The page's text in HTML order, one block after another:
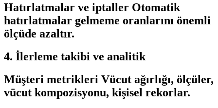
Hatırlatmalar ve iptaller Otomatik
hatırlatmalar gelmeme oranlarını önemli
ölçüde azaltır.
4. İlerleme takibi ve analitik
Müşteri metrikleri Vücut ağırlığı, ölçüler,
vücut kompozisyonu, kişisel rekorlar.